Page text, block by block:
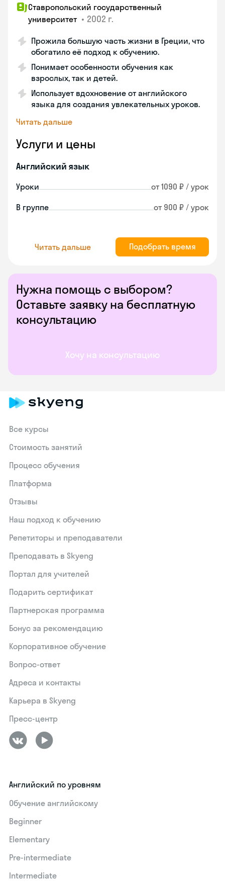
Нужна помощь с выбором?
Оставьте заявку на бесплатную
консультацию
Хочу на консультацию
Ставропольский государственный
университет • 2002 г.
Прожила большую часть жизни в Греции, что
обогатило её подход к обучению.
Понимает особенности обучения как
взрослых, так и детей.
Использует вдохновение от английского
языка для создания увлекательных уроков.
Читать дальше
Услуги и цены
Английский язык
Уроки от 1090 ₽ / урок
В группе от 900 ₽ / урок
Читать дальше Подобрать время
Все курсы
Стоимость занятий
Процесс обучения
Платформа
Отзывы
Наш подход к обучению
Репетиторы и преподаватели
Преподавать в Skyeng
Портал для учителей
Подарить сертификат
Партнерская программа
Бонус за рекомендацию
Корпоративное обучение
Вопрос-ответ
Адреса и контакты
Карьера в Skyeng
Пресс-центр
Английский по уровням
Обучение английскому
Beginner
Elementary
Pre-intermediate
Intermediate